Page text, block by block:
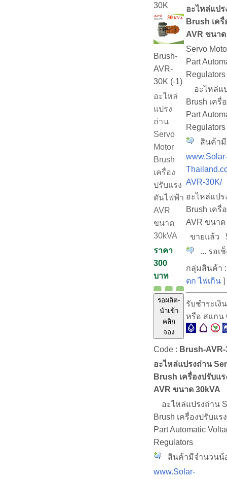
30K
Brush-
AVR-
30K (-1)
อะไหล่
แปรง
ถ่าน
Servo
Motor
Brush
เครื่อง
ปรับแรง
ดันไฟฟ้า
AVR
ขนาด
30kVA
ราคา
300
บาท
รอผลิต-
นำเข้า
คลิก
จอง
อะไหล่แป
Brush เค
AVR ขนา
Servo
Part
Regulators
อะไหล่แป
Brush เค
Part
Regulators
สินค้ามี
www.Solar-
AVR-30K/
อะไหล่แปร
Brush เค
AVR ขนาด
ขายแล้ว
... รอเ
กลุ่มสินค้า
ตก ไฟเกิน ]
รับชำระเงิ
หรือ สแกน
Code : Brush-
อะไหล่แปรงถ่าน
Brush เครื่องปรับแ
AVR ขนาด 30kVA
อะไหล่แปรงถ่าน
Brush เครื่องปรับแร
Part Automatic
Regulators
สินค้ามีจำนวนน้
www.Solar-